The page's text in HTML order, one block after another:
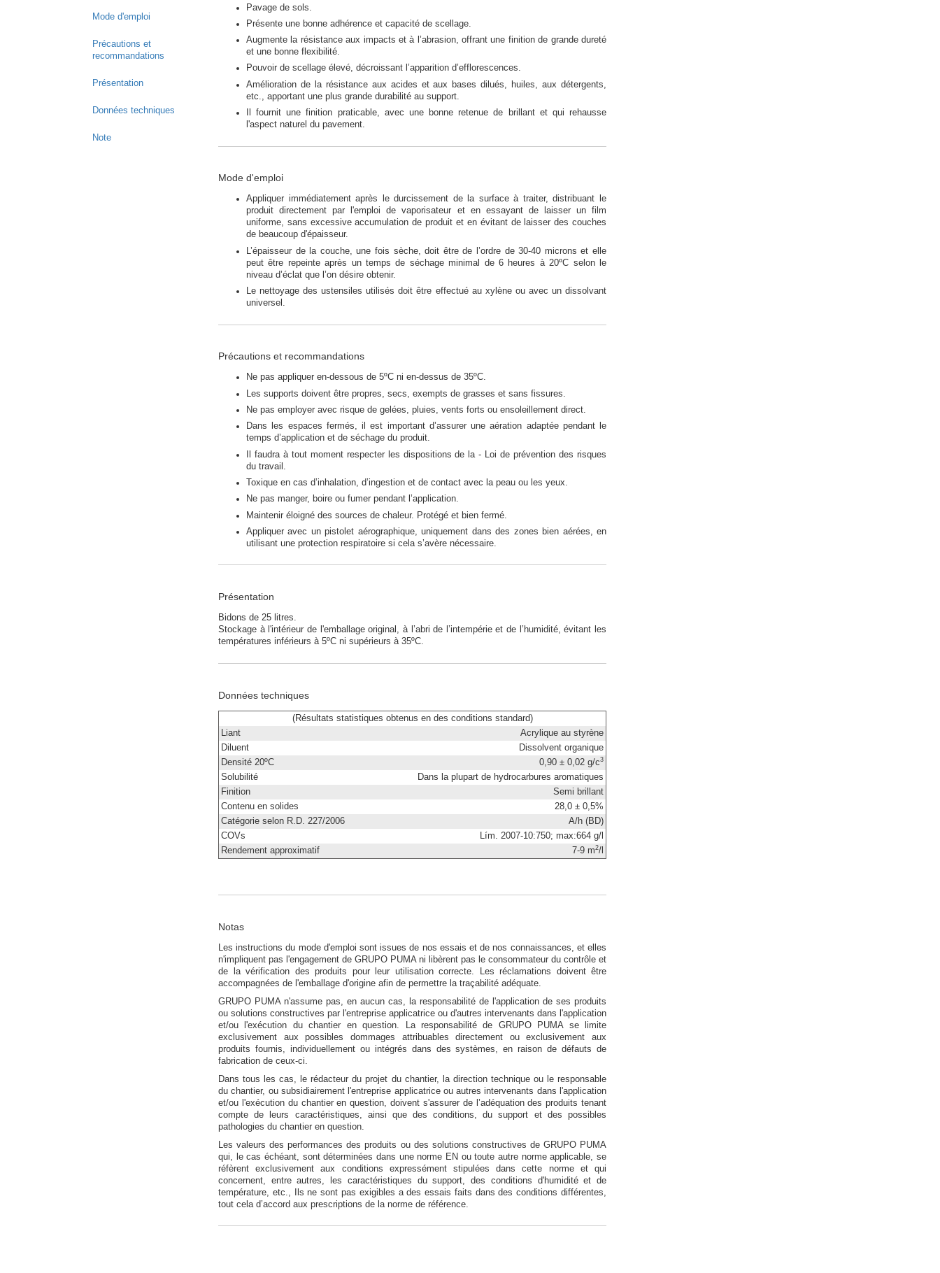
Mode d'emploi
Précautions et
recommandations
Présentation
Données techniques
Note
Pavage de sols.
Présente une bonne adhérence et capacité de scellage.
Augmente la résistance aux impacts et à l’abrasion, offrant une finition de grande dureté
et une bonne flexibilité.
Pouvoir de scellage élevé, décroissant l’apparition d’efflorescences.
Amélioration de la résistance aux acides et aux bases dilués, huiles, aux détergents,
etc., apportant une plus grande durabilité au support.
Il fournit une finition praticable, avec une bonne retenue de brillant et qui rehausse
l'aspect naturel du pavement.
Mode d'emploi
Appliquer immédiatement après le durcissement de la surface à traiter, distribuant le
produit directement par l'emploi de vaporisateur et en essayant de laisser un film
uniforme, sans excessive accumulation de produit et en évitant de laisser des couches
de beaucoup d'épaisseur.
L’épaisseur de la couche, une fois sèche, doit être de l’ordre de 30-40 microns et elle
peut être repeinte après un temps de séchage minimal de 6 heures à 20ºC selon le
niveau d’éclat que l’on désire obtenir.
Le nettoyage des ustensiles utilisés doit être effectué au xylène ou avec un dissolvant
universel.
Précautions et recommandations
Ne pas appliquer en-dessous de 5ºC ni en-dessus de 35ºC.
Les supports doivent être propres, secs, exempts de grasses et sans fissures.
Ne pas employer avec risque de gelées, pluies, vents forts ou ensoleillement direct.
Dans les espaces fermés, il est important d’assurer une aération adaptée pendant le
temps d’application et de séchage du produit.
Il faudra à tout moment respecter les dispositions de la - Loi de prévention des risques
du travail.
Toxique en cas d’inhalation, d’ingestion et de contact avec la peau ou les yeux.
Ne pas manger, boire ou fumer pendant l’application.
Maintenir éloigné des sources de chaleur. Protégé et bien fermé.
Appliquer avec un pistolet aérographique, uniquement dans des zones bien aérées, en
utilisant une protection respiratoire si cela s’avère nécessaire.
Présentation
Bidons de 25 litres.
Stockage à l'intérieur de l'emballage original, à l’abri de l’intempérie et de l’humidité, évitant les
températures inférieurs à 5ºC ni supérieurs à 35ºC.
Données techniques
(Résultats statistiques obtenus en des conditions standard)
Liant
Acrylique au styrène
Diluent
Dissolvent organique
Densité 20ºC
0,90 ± 0,02 g/c3
Solubilité
Dans la plupart de hydrocarbures aromatiques
Finition
Semi brillant
Contenu en solides
28,0 ± 0,5%
Catégorie selon R.D. 227/2006
A/h (BD)
COVs
Lím. 2007-10:750; max:664 g/l
Rendement approximatif
7-9 m2/l
Notas
Les instructions du mode d'emploi sont issues de nos essais et de nos connaissances, et elles
n'impliquent pas l'engagement de GRUPO PUMA ni libèrent pas le consommateur du contrôle et
de la vérification des produits pour leur utilisation correcte. Les réclamations doivent être
accompagnées de l'emballage d'origine afin de permettre la traçabilité adéquate.
GRUPO PUMA n'assume pas, en aucun cas, la responsabilité de l'application de ses produits
ou solutions constructives par l'entreprise applicatrice ou d'autres intervenants dans l'application
et/ou l'exécution du chantier en question. La responsabilité de GRUPO PUMA se limite
exclusivement aux possibles dommages attribuables directement ou exclusivement aux
produits fournis, individuellement ou intégrés dans des systèmes, en raison de défauts de
fabrication de ceux-ci.
Dans tous les cas, le rédacteur du projet du chantier, la direction technique ou le responsable
du chantier, ou subsidiairement l'entreprise applicatrice ou autres intervenants dans l'application
et/ou l'exécution du chantier en question, doivent s'assurer de l’adéquation des produits tenant
compte de leurs caractéristiques, ainsi que des conditions, du support et des possibles
pathologies du chantier en question.
Les valeurs des performances des produits ou des solutions constructives de GRUPO PUMA
qui, le cas échéant, sont déterminées dans une norme EN ou toute autre norme applicable, se
réfèrent exclusivement aux conditions expressément stipulées dans cette norme et qui
concernent, entre autres, les caractéristiques du support, des conditions d'humidité et de
température, etc., Ils ne sont pas exigibles a des essais faits dans des conditions différentes,
tout cela d’accord aux prescriptions de la norme de référence.